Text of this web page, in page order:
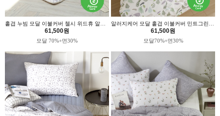
61,500원
모달 70%+면30%
61,500원
모달70%+면30%